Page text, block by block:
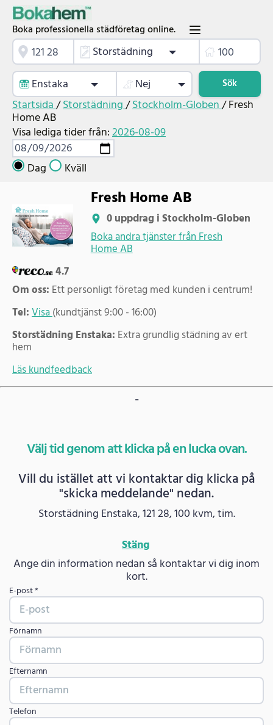
Boka professionella städföretag online.
Storstädning
Enstaka
Nej Sök
Startsida/Storstädning/Stockholm-Globen/Fresh
Home AB
Visa lediga tider från:2026-08-09
Dag Kväll
Fresh Home AB
0 uppdrag i Stockholm-Globen
Boka andra tjänster från Fresh
Home AB
4.7
Om oss: Ett personligt företag med kunden i centrum!
Tel:Visa(kundtjänst 9:00 - 16:00)
Storstädning Enstaka: Extra grundlig städning av ert
hem
Läs kundfeedback
-
Välj tid genom att klicka på en lucka ovan.
Vill du istället att vi kontaktar dig klicka på
"skicka meddelande" nedan.
Storstädning Enstaka, 121 28, 100 kvm, tim.
Stäng
Ange din information nedan så kontaktar vi dig inom
kort.
E-post *
Förnamn
Efternamn
Telefon